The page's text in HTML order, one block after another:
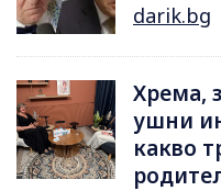
darik.bg
Хрема,
ушни
какво